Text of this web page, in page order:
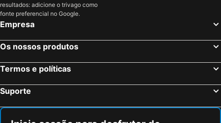
resultados: adicione o trivago como
fonte preferencial no Google.
Empresa
Os nossos produtos
Termos e políticas
Suporte